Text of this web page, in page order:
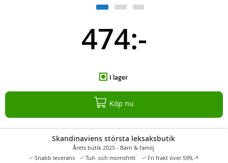
474:-
I lager
Köp nu
Skandinaviens största leksaksbutik
Årets butik 2025 - Barn & familj
Snabb leverans
Tull- och momsfritt Fri frakt över 599,-*